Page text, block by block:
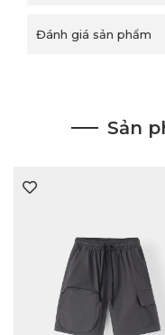
Đánh giá sản phẩm
Sản